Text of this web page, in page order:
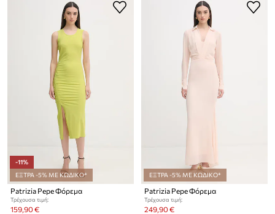
-11%
ΕΞΤΡΑ -5% ΜΕ ΚΩΔΙΚΟ*
Patrizia Pepe Φόρεμα
Τρέχουσα τιμή:
159,90 €
ΕΞΤΡΑ -5% ΜΕ ΚΩΔΙΚΟ*
Patrizia Pepe Φόρεμα
Τρέχουσα τιμή:
249,90 €